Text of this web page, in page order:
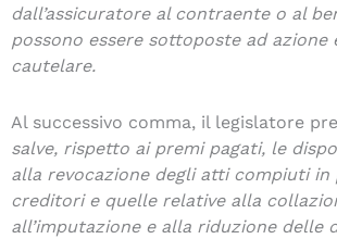
dall’assicuratore al contraente o al
possono essere sottoposte ad azione
cautelare.
Al successivo comma, il legislatore
salve, rispetto ai premi pagati, le
alla revocazione degli atti compiuti in
creditori e quelle relative alla
all’imputazione e alla riduzione delle